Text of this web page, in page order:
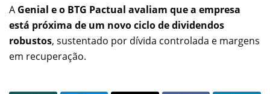
A Genial e o BTG Pactual avaliam que a empresa
está próxima de um novo ciclo de dividendos
robustos, sustentado por dívida controlada e margens
em recuperação.